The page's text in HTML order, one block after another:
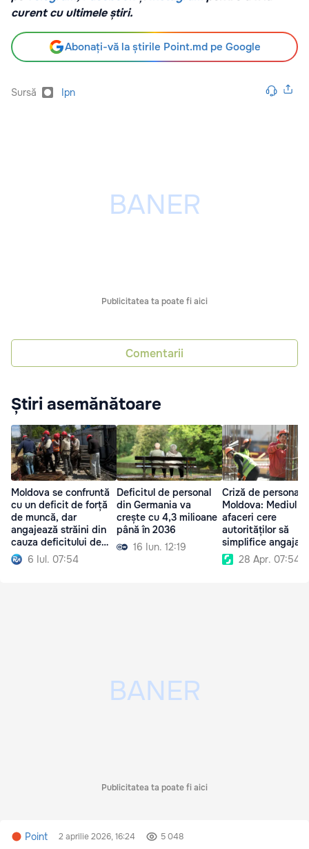
curent cu ultimele știri.
Abonați-vă la știrile Point.md pe Google
Sursă Ipn
Publicitatea ta poate fi aici
Comentarii
Știri asemănătoare
Moldova se confruntă
cu un deficit de forță
de muncă, dar
angajează străini din
cauza deficitului de
personal6 Iul. 07:54
Deficitul de personal
din Germania va
crește cu 4,3 milioane
până în 2036
16 Iun. 12:19
Criză de personal
Moldova: Mediul
afaceri cere
autorităților să
simplifice
străinilor28 Apr. 07:54
Publicitatea ta poate fi aici
Point 2 aprilie 2026, 16:24 5 048